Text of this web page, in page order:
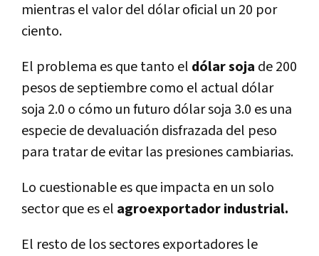
mientras el valor del dólar oficial un 20 por
ciento.
El problema es que tanto el dólar soja de 200
pesos de septiembre como el actual dólar
soja 2.0 o cómo un futuro dólar soja 3.0 es una
especie de devaluación disfrazada del peso
para tratar de evitar las presiones cambiarias.
Lo cuestionable es que impacta en un solo
sector que es el agroexportador industrial.
El resto de los sectores exportadores le